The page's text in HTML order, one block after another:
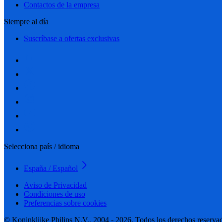
Contactos de la empresa
Siempre al día
Suscríbase a ofertas exclusivas
Selecciona país / idioma
España / Español
Aviso de Privacidad
Condiciones de uso
Preferencias sobre cookies
© Koninklijke Philips N.V., 2004 - 2026. Todos los derechos